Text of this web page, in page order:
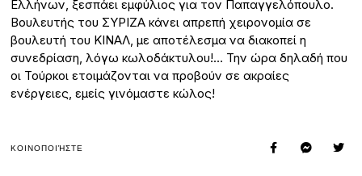
Ελλήνων, ξεσπάει εμφύλιος για τον Παπαγγελόπουλο.
Βουλευτής του ΣΥΡΙΖΑ κάνει απρεπή χειρονομία σε
βουλευτή του ΚΙΝΑΛ, με αποτέλεσμα να διακοπεί η
συνεδρίαση, λόγω κωλοδάκτυλου!… Την ώρα δηλαδή που
οι Τούρκοι ετοιμάζονται να προβούν σε ακραίες
ενέργειες, εμείς γινόμαστε κώλος!
ΚΟΙΝΟΠΟΙΉΣΤΕ